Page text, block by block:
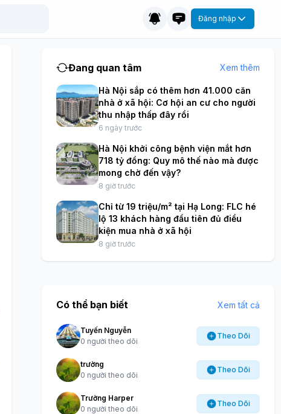
Đăng nhập
Đang quan tâm Xem thêm
Hà Nội sắp có thêm hơn 41.000 căn
nhà ở xã hội: Cơ hội an cư cho người
thu nhập thấp đây rồi
6 ngày trước
Hà Nội khởi công bệnh viện mắt hơn
718 tỷ đồng: Quy mô thế nào mà được
mong chờ đến vậy?
8 giờ trước
Chỉ từ 19 triệu/m² tại Hạ Long: FLC hé
lộ 13 khách hàng đầu tiên đủ điều
kiện mua nhà ở xã hội
8 giờ trước
Có thể bạn biết Xem tất cả
Tuyến Nguyễn
0 người theo dõi
Theo Dõi
trường
0 người theo dõi
Theo Dõi
Trường Harper
0 người theo dõi
Theo Dõi